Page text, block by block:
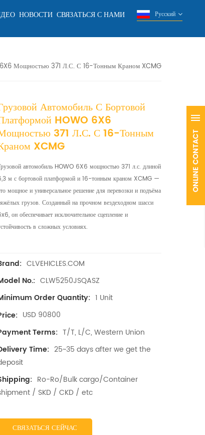
НОВОСТИ СВЯЗАТЬСЯ С НАМИ Русский
Мощностью 371 Л.с. С 16-Тонным Краном XCMG
Автомобиль С Бортовой
HOWO 6X6
371 Л.с. С 16-Тонным
XCMG
автомобиль HOWO 6X6 мощностью 371 л.с. длиной
м с бортовой платформой и 16-тонным краном XCMG —
мощное и универсальное решение для перевозки и подъёма
грузов. Созданный на прочном вездеходном шасси
он обеспечивает исключительное сцепление и
в сложных условиях.
CLVEHICLES.COM
No.: CLW5250JSQASZ
Order Quantity: 1 Unit
USD 90800
Terms: T/T, L/C, Western Union
Time: 25~35 days after we get the
Ro-Ro/Bulk cargo/Container
/ SKD / CKD / etc
СВЯЗАТЬСЯ СЕЙЧАС